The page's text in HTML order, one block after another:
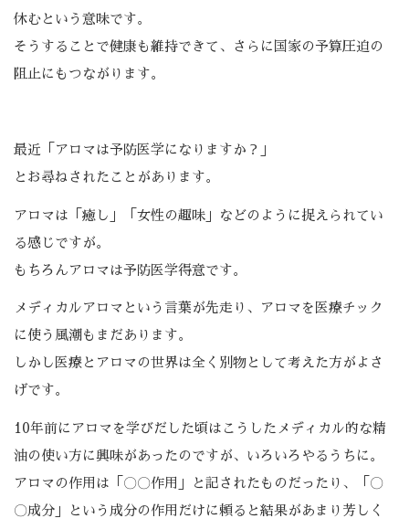
休むという意味です。
そうすることで健康も維持できて、さらに国家の予算圧迫の
阻止にもつながります。
最近「アロマは予防医学になりますか？」
とお尋ねされたことがあります。
アロマは「癒し」「女性の趣味」などのように捉えられてい
る感じですが。
もちろんアロマは予防医学得意です。
メディカルアロマという言葉が先走り、アロマを医療チック
に使う風潮もまだあります。
しかし医療とアロマの世界は全く別物として考えた方がよさ
げです。
10年前にアロマを学びだした頃はこうしたメディカル的な精
油の使い方に興味があったのですが、いろいろやるうちに。
アロマの作用は「〇〇作用」と記されたものだったり、「〇
〇成分」という成分の作用だけに頼ると結果があまり芳しく